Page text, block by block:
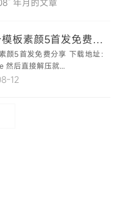
彩虹云商城简介模板素颜5首发免费分享
颜5首发免费分享 下载地址：
然后直接解压就...
12